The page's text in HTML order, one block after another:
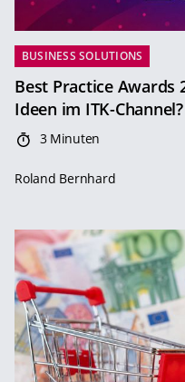
BUSINESS SOLUTIONS
Best Practice Awards
Ideen im ITK-Channel?
3 Minuten
Roland Bernhard